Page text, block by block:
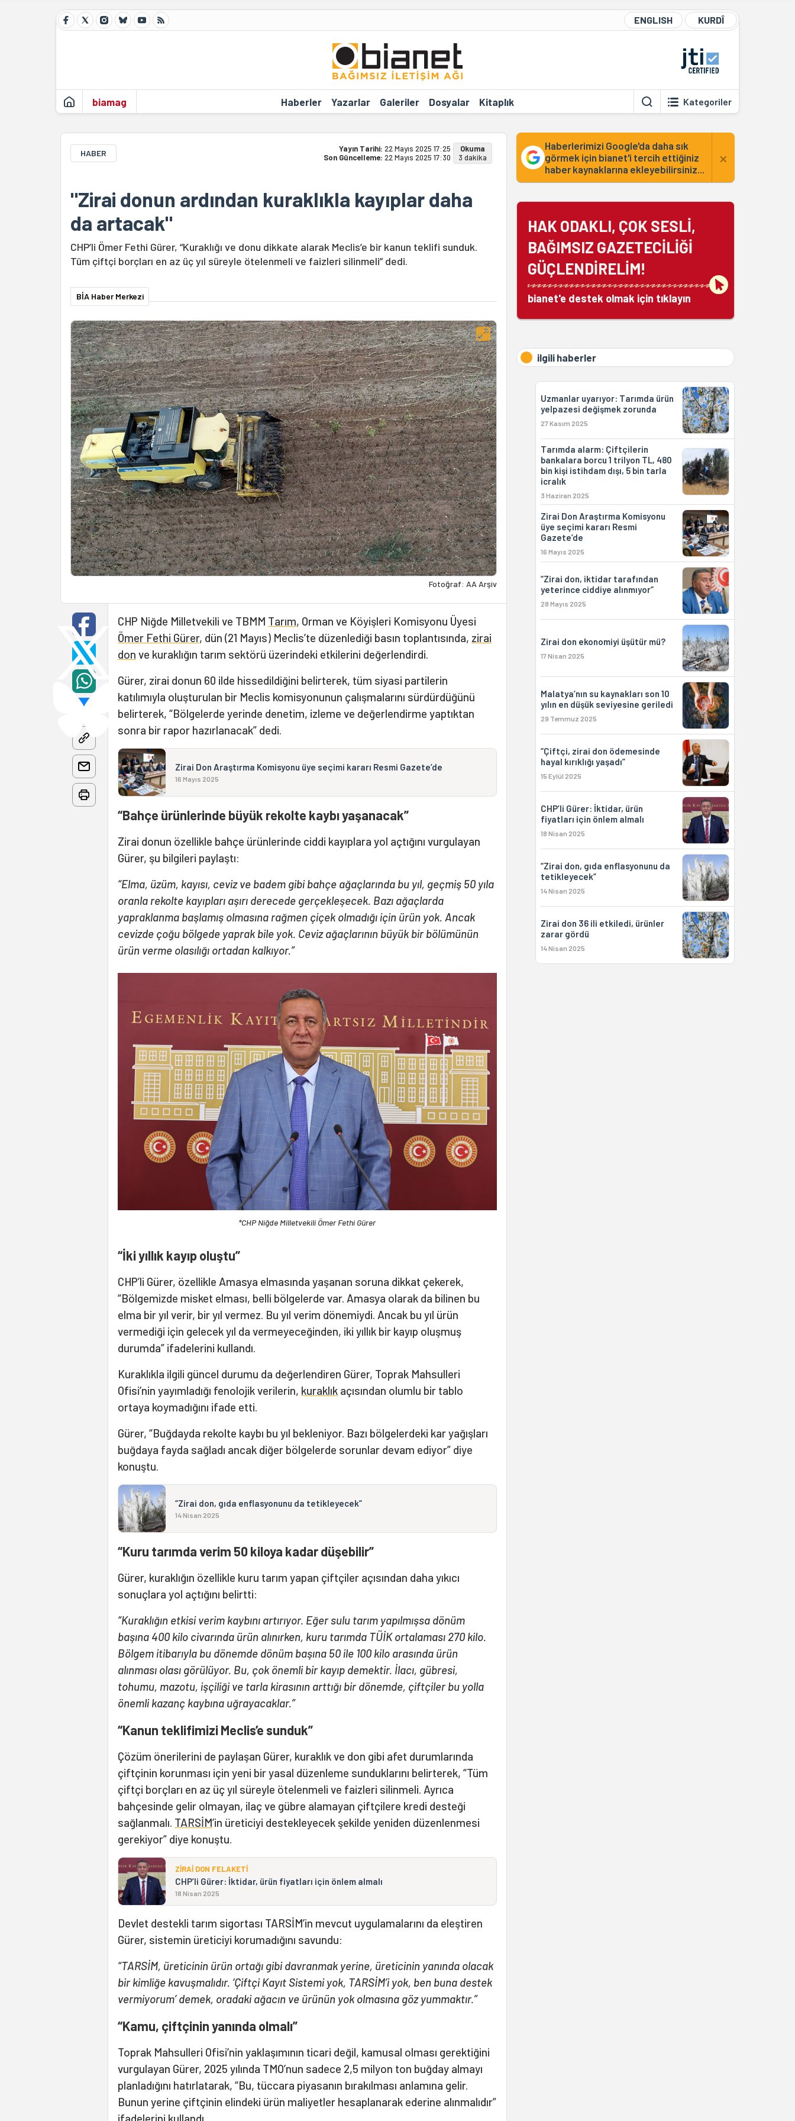
ENGLISH KURDÎ
biamag Haberler Yazarlar Galeriler Dosyalar Kitaplık Kategoriler
HABER Yayın Tarihi: 22 Mayıs 2025 17:25
Son Güncelleme: 22 Mayıs 2025 17:30
Okuma
3 dakika
"Zirai donun ardından kuraklıkla kayıplar daha
da artacak"
CHP’li Ömer Fethi Gürer, “Kuraklığı ve donu dikkate alarak Meclis’e bir kanun teklifi sunduk.
Tüm çiftçi borçları en az üç yıl süreyle ötelenmeli ve faizleri silinmeli” dedi.
BİA Haber Merkezi
Fotoğraf: AA Arşiv
CHP Niğde Milletvekili ve TBMM Tarım, Orman ve Köyişleri Komisyonu Üyesi
Ömer Fethi Gürer, dün (21 Mayıs) Meclis’te düzenlediği basın toplantısında, zirai
don ve kuraklığın tarım sektörü üzerindeki etkilerini değerlendirdi.
Gürer, zirai donun 60 ilde hissedildiğini belirterek, tüm siyasi partilerin
katılımıyla oluşturulan bir Meclis komisyonunun çalışmalarını sürdürdüğünü
belirterek, “Bölgelerde yerinde denetim, izleme ve değerlendirme yaptıktan
sonra bir rapor hazırlanacak” dedi.
Zirai Don Araştırma Komisyonu üye seçimi kararı Resmi Gazete’de
16 Mayıs 2025
“Bahçe ürünlerinde büyük rekolte kaybı yaşanacak”
Zirai donun özellikle bahçe ürünlerinde ciddi kayıplara yol açtığını vurgulayan
Gürer, şu bilgileri paylaştı:
“Elma, üzüm, kayısı, ceviz ve badem gibi bahçe ağaçlarında bu yıl, geçmiş 50 yıla
oranla rekolte kayıpları aşırı derecede gerçekleşecek. Bazı ağaçlarda
yapraklanma başlamış olmasına rağmen çiçek olmadığı için ürün yok. Ancak
cevizde çoğu bölgede yaprak bile yok. Ceviz ağaçlarının büyük bir bölümünün
ürün verme olasılığı ortadan kalkıyor.”
*CHP Niğde Milletvekili Ömer Fethi Gürer
“İki yıllık kayıp oluştu”
CHP’li Gürer, özellikle Amasya elmasında yaşanan soruna dikkat çekerek,
“Bölgemizde misket elması, belli bölgelerde var. Amasya olarak da bilinen bu
elma bir yıl verir, bir yıl vermez. Bu yıl verim dönemiydi. Ancak bu yıl ürün
vermediği için gelecek yıl da vermeyeceğinden, iki yıllık bir kayıp oluşmuş
durumda” ifadelerini kullandı.
Kuraklıkla ilgili güncel durumu da değerlendiren Gürer, Toprak Mahsulleri
Ofisi’nin yayımladığı fenolojik verilerin, kuraklık açısından olumlu bir tablo
ortaya koymadığını ifade etti.
Gürer, “Buğdayda rekolte kaybı bu yıl bekleniyor. Bazı bölgelerdeki kar yağışları
buğdaya fayda sağladı ancak diğer bölgelerde sorunlar devam ediyor” diye
konuştu.
“Zirai don, gıda enflasyonunu da tetikleyecek”
14 Nisan 2025
“Kuru tarımda verim 50 kiloya kadar düşebilir”
Gürer, kuraklığın özellikle kuru tarım yapan çiftçiler açısından daha yıkıcı
sonuçlara yol açtığını belirtti:
“Kuraklığın etkisi verim kaybını artırıyor. Eğer sulu tarım yapılmışsa dönüm
başına 400 kilo civarında ürün alınırken, kuru tarımda TÜİK ortalaması 270 kilo.
Bölgem itibarıyla bu dönemde dönüm başına 50 ile 100 kilo arasında ürün
alınması olası görülüyor. Bu, çok önemli bir kayıp demektir. İlacı, gübresi,
tohumu, mazotu, işçiliği ve tarla kirasının arttığı bir dönemde, çiftçiler bu yolla
önemli kazanç kaybına uğrayacaklar.”
“Kanun teklifimizi Meclis’e sunduk”
Çözüm önerilerini de paylaşan Gürer, kuraklık ve don gibi afet durumlarında
çiftçinin korunması için yeni bir yasal düzenleme sunduklarını belirterek, “Tüm
çiftçi borçları en az üç yıl süreyle ötelenmeli ve faizleri silinmeli. Ayrıca
bahçesinde gelir olmayan, ilaç ve gübre alamayan çiftçilere kredi desteği
sağlanmalı. TARSİM’in üreticiyi destekleyecek şekilde yeniden düzenlenmesi
gerekiyor” diye konuştu.
ZİRAİ DON FELAKETİ
CHP’li Gürer: İktidar, ürün fiyatları için önlem almalı
18 Nisan 2025
Devlet destekli tarım sigortası TARSİM’in mevcut uygulamalarını da eleştiren
Gürer, sistemin üreticiyi korumadığını savundu:
“TARSİM, üreticinin ürün ortağı gibi davranmak yerine, üreticinin yanında olacak
bir kimliğe kavuşmalıdır. ‘Çiftçi Kayıt Sistemi yok, TARSİM’i yok, ben buna destek
vermiyorum’ demek, oradaki ağacın ve ürünün yok olmasına göz yummaktır.”
“Kamu, çiftçinin yanında olmalı”
Toprak Mahsulleri Ofisi’nin yaklaşımının ticari değil, kamusal olması gerektiğini
vurgulayan Gürer, 2025 yılında TMO’nun sadece 2,5 milyon ton buğday almayı
planladığını hatırlatarak, “Bu, tüccara piyasanın bırakılması anlamına gelir.
Bunun yerine çiftçinin elindeki ürün maliyetler hesaplanarak ederine alınmalıdır”
ifadelerini kullandı.
Haberlerimizi Google'da daha sık
görmek için bianet'i tercih ettiğiniz
haber kaynaklarına ekleyebilirsiniz...
×
HAK ODAKLI, ÇOK SESLİ,
BAĞIMSIZ GAZETECİLİĞİ
GÜÇLENDİRELİM!
bianet'e destek olmak için tıklayın
ilgili haberler
Uzmanlar uyarıyor: Tarımda ürün
yelpazesi değişmek zorunda
27 Kasım 2025
Tarımda alarm: Çiftçilerin
bankalara borcu 1 trilyon TL, 480
bin kişi istihdam dışı, 5 bin tarla
icralık
3 Haziran 2025
Zirai Don Araştırma Komisyonu
üye seçimi kararı Resmi
Gazete’de
16 Mayıs 2025
“Zirai don, iktidar tarafından
yeterince ciddiye alınmıyor”
28 Mayıs 2025
Zirai don ekonomiyi üşütür mü?
17 Nisan 2025
Malatya’nın su kaynakları son 10
yılın en düşük seviyesine geriledi
29 Temmuz 2025
“Çiftçi, zirai don ödemesinde
hayal kırıklığı yaşadı”
15 Eylül 2025
CHP’li Gürer: İktidar, ürün
fiyatları için önlem almalı
18 Nisan 2025
“Zirai don, gıda enflasyonunu da
tetikleyecek”
14 Nisan 2025
Zirai don 36 ili etkiledi, ürünler
zarar gördü
14 Nisan 2025